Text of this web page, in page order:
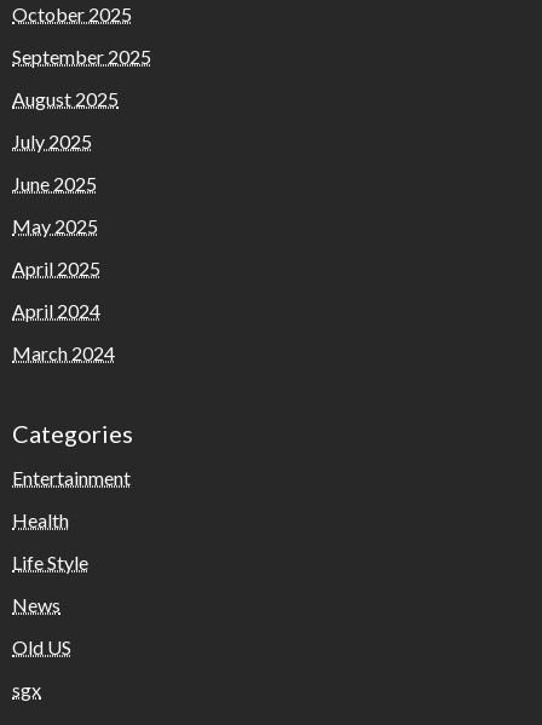
October 2025
September 2025
August 2025
July 2025
June 2025
May 2025
April 2025
April 2024
March 2024
Categories
Entertainment
Health
Life Style
News
Old US
sgx